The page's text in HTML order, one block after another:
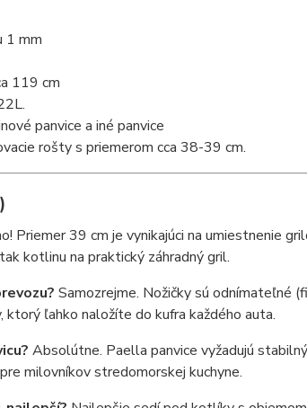
1 mm
119 cm
panvice a iné panvice
rošty s priemerom cca 38-39 cm.
Priemer 39 cm je vynikajúci na umiestnenie
kotlinu na praktický záhradný gril.
Samozrejme. Nožičky sú odnímateľné
ľahko naložíte do kufra každého auta.
Absolútne. Paella panvice vyžadujú
milovníkov stredomorskej kuchyne.